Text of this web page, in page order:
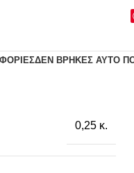
ΔΕΝ ΒΡΉΚΕΣ ΑΥΤΌ
0,25 κ.